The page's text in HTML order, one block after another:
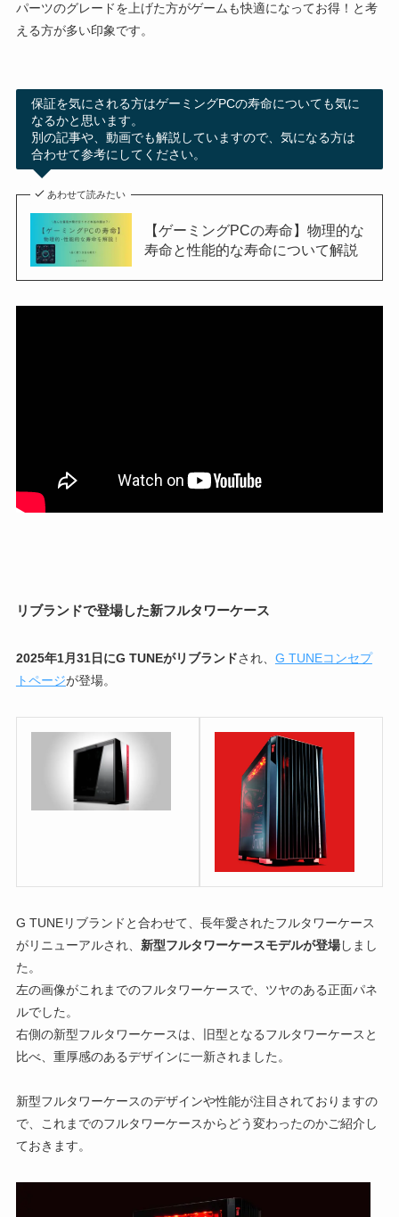
パーツのグレードを上げた方がゲームも快適になってお得！と考
える方が多い印象です。
保証を気にされる方はゲーミングPCの寿命についても気に
なるかと思います。
別の記事や、動画でも解説していますので、気になる方は
合わせて参考にしてください。
あわせて読みたい
【ゲーミングPCの寿命】物理的な
寿命と性能的な寿命について解説
リブランドで登場した新フルタワーケース
2025年1月31日にG TUNEがリブランドされ、 G TUNEコンセプ
トページが登場。
G TUNEリブランドと合わせて、長年愛されたフルタワーケース
がリニューアルされ、 新型フルタワーケースモデルが登場しまし
た。
左の画像がこれまでのフルタワーケースで、ツヤのある正面パネ
ルでした。
右側の新型フルタワーケースは、旧型となるフルタワーケースと
比べ、重厚感のあるデザインに一新されました。
新型フルタワーケースのデザインや性能が注目されておりますの
で、これまでのフルタワーケースからどう変わったのかご紹介し
ておきます。